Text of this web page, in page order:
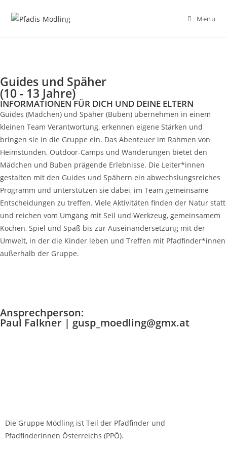
Menu
Guides und Späher
(10 - 13 Jahre)
INFORMATIONEN FÜR DICH UND DEINE ELTERN
Guides (Mädchen) und Späher (Buben) übernehmen in einem
kleinen Team Verantwortung, erkennen eigene Stärken und
bringen sie in die Gruppe ein. Das Abenteuer im Rahmen von
Heimstunden, Outdoor-Camps und Wanderungen bietet den
Mädchen und Buben prägende Erlebnisse. Die Leiter*innen
gestalten mit den Guides und Spähern ein abwechslungsreiches
Programm und unterstützen sie dabei, im Team gemeinsame
Entscheidungen zu treffen. Viele Aktivitäten finden der Natur statt
und reichen vom Umgang mit Seil und Werkzeug, gemeinsamem
Kochen, Spiel und Spaß bis zur Auseinandersetzung mit der
Umwelt, in der die Kinder leben und Treffen mit Pfadfinder*innen
außerhalb der Gruppe.
Ansprechperson:
Paul Falkner | gusp_moedling@gmx.at
Die Gruppe Mödling ist Teil der Pfadfinder und
Pfadfinderinnen Österreichs (PPÖ).